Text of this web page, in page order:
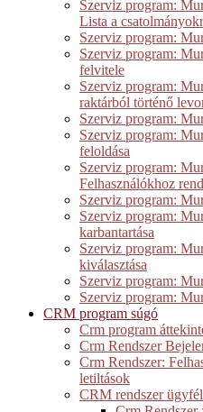
Szerviz program:
Lista a
Szerviz program:
Szerviz program:
felvitele
Szerviz program:
raktárból történő
Szerviz program:
Szerviz program:
feloldása
Szerviz program:
Felhasználókhoz
Szerviz program:
Szerviz program:
karbantartása
Szerviz program:
kiválasztása
Szerviz program:
Szerviz program:
CRM program súgó
Crm program
Crm Rendszer
Crm Rendszer:
letiltások
CRM rendszer